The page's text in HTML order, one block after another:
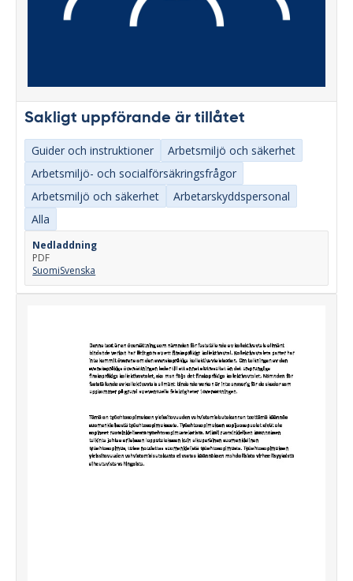
Sakligt uppförande är tillåtet
Guider och instruktioner
Arbetsmiljö och säkerhet
Arbetsmiljö- och socialförsäkringsfrågor
Arbetsmiljö och säkerhet
Arbetarskyddspersonal
Alla
Nedladdning
PDF
SuomiSvenska